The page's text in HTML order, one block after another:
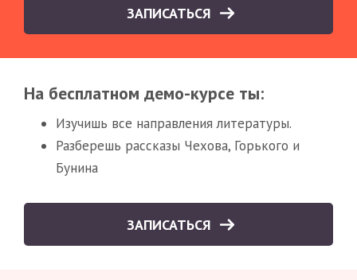
ЗАПИСАТЬСЯ
На бесплатном демо-курсе ты:
Изучишь все направления литературы.
Разберешь рассказы Чехова, Горького и
Бунина
ЗАПИСАТЬСЯ